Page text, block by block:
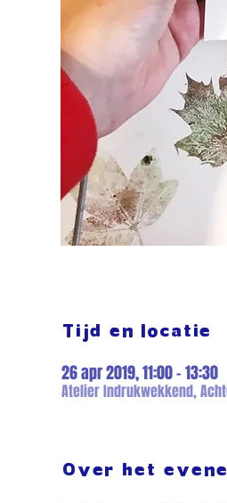
Tijd en locatie
26 apr 2019, 11:00 – 13:30
Atelier Indrukwekkend,
Over het